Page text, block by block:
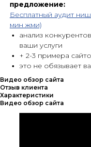
предложение:
Бесплатный аудит
мин жми)
анализ
ваши услуги
+ 2-3 примера
это не обязывает
Видео обзор сайта
Отзыв клиента
Характеристики
Видео обзор сайта